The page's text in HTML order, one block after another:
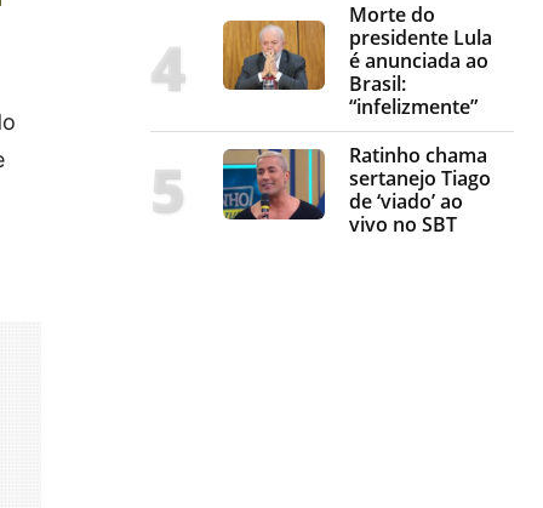
Morte do
presidente Lula
é anunciada ao
Brasil:
“infelizmente”
Ratinho chama
sertanejo Tiago
de ‘viado’ ao
vivo no SBT